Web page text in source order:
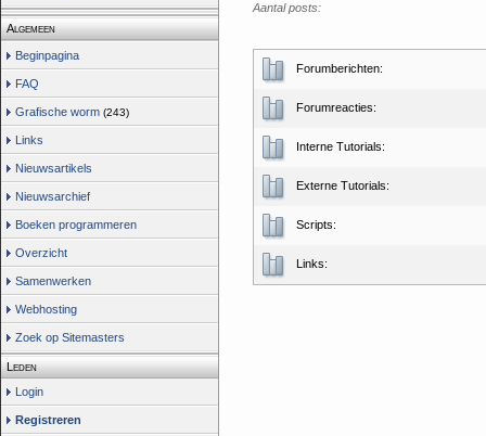
Algemeen
Beginpagina
FAQ
Grafische worm (243)
Links
Nieuwsartikels
Nieuwsarchief
Boeken programmeren
Overzicht
Samenwerken
Webhosting
Zoek op Sitemasters
Leden
Login
Registreren
Aantal posts:
Forumberichten:
Forumreacties:
Interne Tutorials:
Externe Tutorials:
Scripts:
Links: